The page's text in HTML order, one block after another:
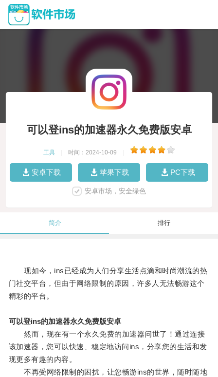
可以登ins的加速器永久免费版安卓
工具 时间：2024-10-09
安卓下载 苹果下载 PC下载
安卓市场，安全绿色
简介 排行
现如今，ins已经成为人们分享生活点滴和时尚潮流的热
门社交平台，但由于网络限制的原因，许多人无法畅游这个
精彩的平台。
可以登ins的加速器永久免费版安卓
然而，现在有一个永久免费的加速器问世了！通过连接
该加速器，您可以快速、稳定地访问ins，分享您的生活和发
现更多有趣的内容。
不再受网络限制的困扰，让您畅游ins的世界，随时随地